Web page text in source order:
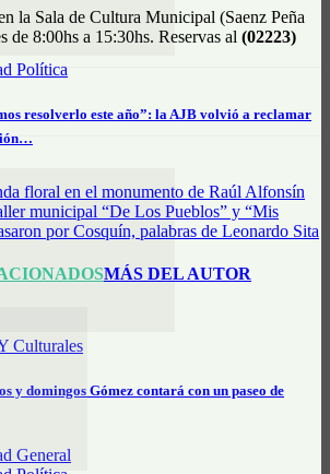
Política
resolverlo este año”: la AJB volvió a reclamar
Culturales
y domingos Gómez contará con un paseo de
General
la Sala de Cultura Municipal (Saenz Peña
de 8:00hs a 15:30hs. Reservas al (02223)
floral en el monumento de Raúl Alfonsín
municipal “De Los Pueblos” y “Mis
por Cosquín, palabras de Leonardo Sita
MÁS DEL AUTOR